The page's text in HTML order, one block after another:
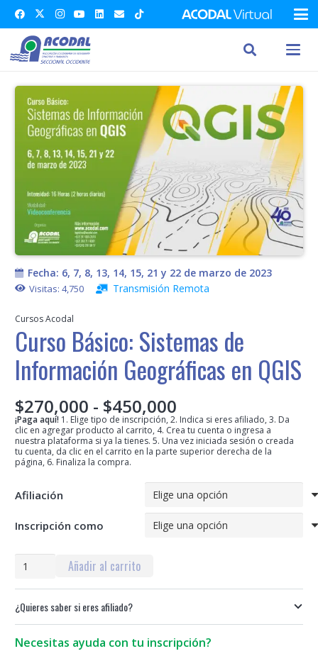
Fecha: 6, 7, 8, 13, 14, 15, 21 y 22 de marzo de 2023
Visitas:4,750 Transmisión Remota
Cursos Acodal
Curso Básico: Sistemas de
Información Geográficas en QGIS
$270,000 - $450,000
de
precios:
desde
hasta
$450,000
¡Paga aquí! 1. Elige tipo de inscripción, 2. Indica si eres afiliado, 3. Da
clic en agregar producto al carrito, 4. Crea tu cuenta o ingresa a
nuestra plataforma si ya la tienes. 5. Una vez iniciada sesión o creada
tu cuenta, da clic en el carrito en la parte superior derecha de la
página, 6. Finaliza la compra.
Afiliación
Inscripción como
Curso
Sistemas
de
Información
Geográficas
Añadir al carrito
¿Quieres saber si eres afiliado?
Necesitas ayuda con tu inscripción?